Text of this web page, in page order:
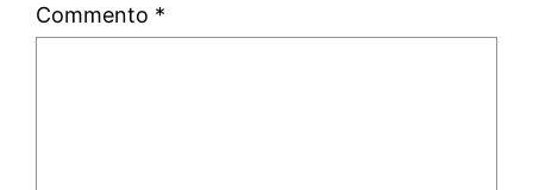
Commento *